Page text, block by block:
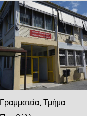
Γραμματεία, Τμήμα